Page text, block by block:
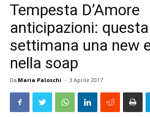
Tempesta D’Amore
anticipazioni: questa
settimana una new
nella soap
Da Maria Paloschi - 3 Aprile 2017